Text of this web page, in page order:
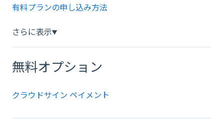
有料プランの申し込み方法
さらに表示▼
無料オプション
クラウドサイン ペイメント